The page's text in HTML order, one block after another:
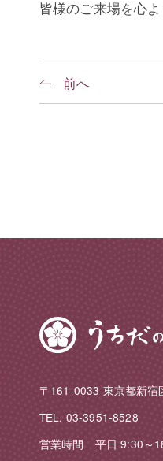
皆様のご来場を心
前へ
〒161-0033 東京都新宿
TEL. 03-3951-8528
営業時間 平日 9:30～